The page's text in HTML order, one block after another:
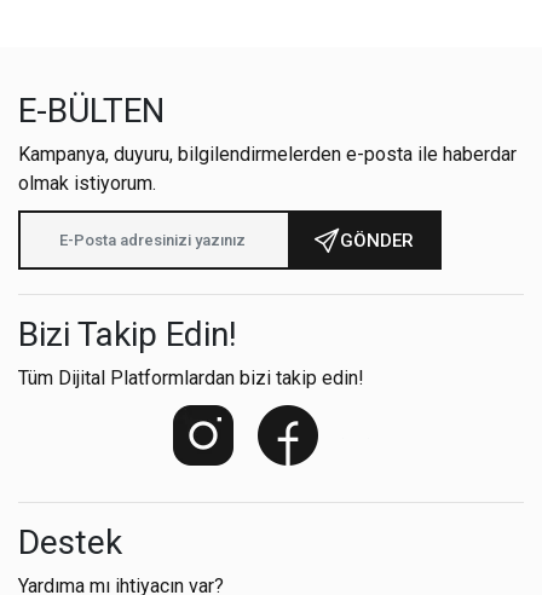
E-BÜLTEN
Kampanya, duyuru, bilgilendirmelerden e-posta ile haberdar
olmak istiyorum.
GÖNDER
Bizi Takip Edin!
Tüm Dijital Platformlardan bizi takip edin!
Destek
Yardıma mı ihtiyacın var?